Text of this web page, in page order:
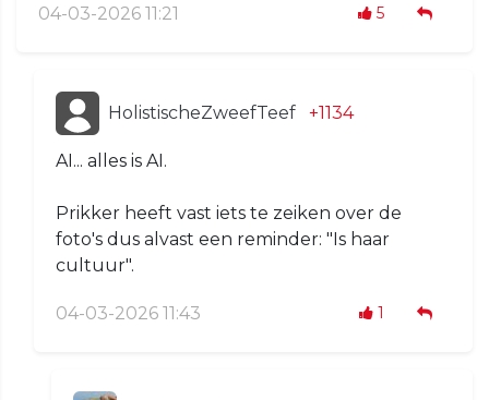
04-03-2026 11:21 5
HolistischeZweefTeef +1134
AI... alles is AI.
Prikker heeft vast iets te zeiken over de
foto's dus alvast een reminder: "Is haar
cultuur".
04-03-2026 11:43 1